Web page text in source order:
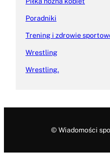
Poradniki
Trening i zdrowie
Wrestling
Wrestling.
© Wiadomości